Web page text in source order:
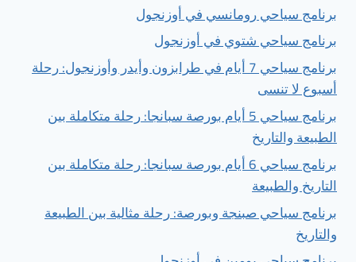
برنامج سياحي رومانسي في أوزنجول
برنامج سياحي شتوي في أوزنجول
برنامج سياحي 7 أيام في طرابزون وأيدر وأوزنجول: رحلة
أسبوع لا تنسى
برنامج سياحي 5 أيام بورصة سبانجا: رحلة متكاملة بين
الطبيعة والتاريخ
برنامج سياحي 6 أيام بورصة سبانجا: رحلة متكاملة بين
التاريخ والطبيعة
برنامج سياحي صبنجة وبورصة: رحلة مثالية بين الطبيعة
والتاريخ